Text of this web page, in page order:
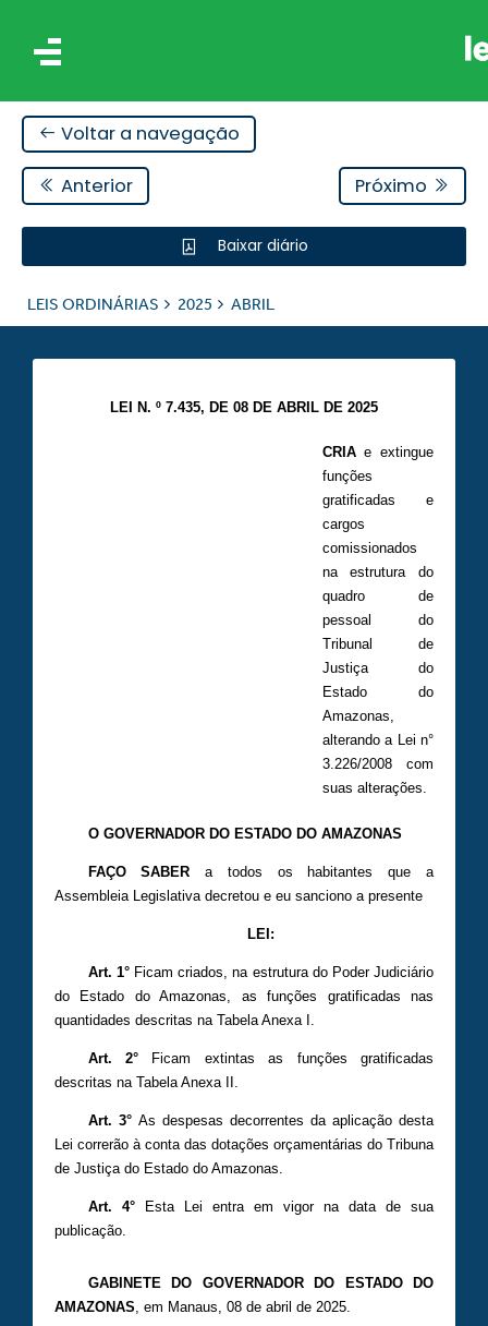
Voltar a navegação
Anterior Próximo
Baixar diário
LEIS ORDINÁRIAS 2025 ABRIL
LEI N. º 7.435, DE 08 DE ABRIL DE 2025
CRIAe extingue
funções
gratificadas e
cargos
comissionados
na estrutura do
quadro de
pessoal do
Tribunal de
Justiça do
Estado do
Amazonas,
alterando a Lei n°
3.226/2008 com
suas alterações.
O GOVERNADOR DO ESTADO DO AMAZONAS
FAÇO SABER a todos os habitantes que a
Assembleia Legislativa decretou e eu sanciono a presente
LEI:
Art. 1° Ficam criados, na estrutura do Poder Judiciário
do Estado do Amazonas, as funções gratificadas nas
quantidades descritas na Tabela Anexa I.
Art. 2° Ficam extintas as funções gratificadas
descritas na Tabela Anexa II.
Art. 3° As despesas decorrentes da aplicação desta
Lei correrão à conta das dotações orçamentárias do Tribuna
de Justiça do Estado do Amazonas.
Art. 4°Esta Lei entra em vigor na data de sua
publicação.
GABINETE DO GOVERNADOR DO ESTADO DO
AMAZONAS, em Manaus, 08 de abril de 2025.